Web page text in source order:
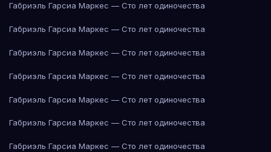
Габриэль Гарсиа Маркес — Сто лет одиночества
Габриэль Гарсиа Маркес — Сто лет одиночества
Габриэль Гарсиа Маркес — Сто лет одиночества
Габриэль Гарсиа Маркес — Сто лет одиночества
Габриэль Гарсиа Маркес — Сто лет одиночества
Габриэль Гарсиа Маркес — Сто лет одиночества
Габриэль Гарсиа Маркес — Сто лет одиночества